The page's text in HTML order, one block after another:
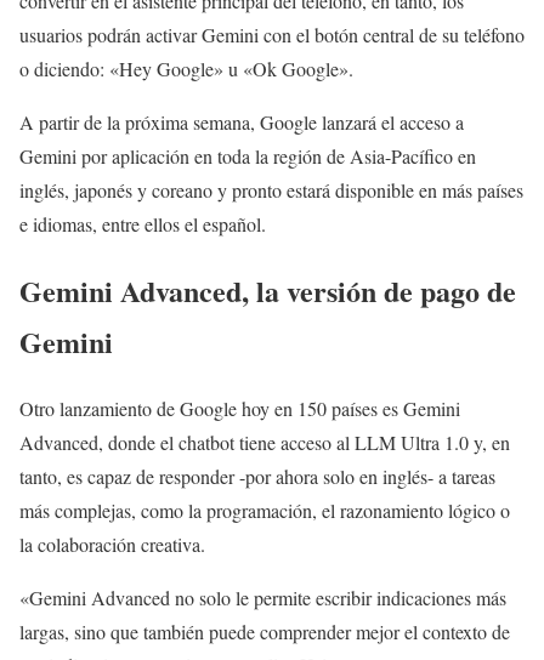
usuarios podrán activar Gemini con el botón central de su teléfono
o diciendo: «Hey Google» u «Ok Google».
A partir de la próxima semana, Google lanzará el acceso a
Gemini por aplicación en toda la región de Asia-Pacífico en
inglés, japonés y coreano y pronto estará disponible en más países
e idiomas, entre ellos el español.
Gemini Advanced, la versión de pago de
Gemini
Otro lanzamiento de Google hoy en 150 países es Gemini
Advanced, donde el chatbot tiene acceso al LLM Ultra 1.0 y, en
tanto, es capaz de responder -por ahora solo en inglés- a tareas
más complejas, como la programación, el razonamiento lógico o
la colaboración creativa.
«Gemini Advanced no solo le permite escribir indicaciones más
largas, sino que también puede comprender mejor el contexto de